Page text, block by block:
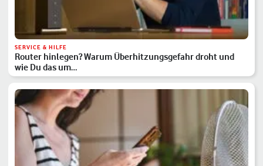
SERVICE & HILFE
Router hinlegen? Warum Überhitzungsgefahr droht und
wie Du das um…